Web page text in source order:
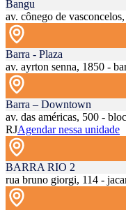
Bangu
av. cônego de
Barra - Plaza
av. ayrton senna, 1850 -
Barra – Downtown
av. das américas, 500 -
RJAgendar nessa unidade
BARRA RIO 2
rua bruno giorgi, 114 -